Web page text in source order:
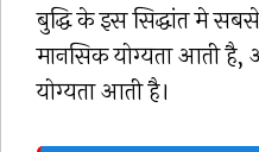
बुद्धि के इस सिद्धांत मे
मानसिक योग्यता आती है,
योग्यता आती है।